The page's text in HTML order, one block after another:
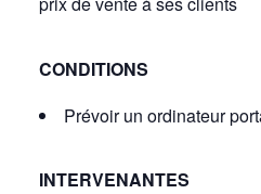
CONDITIONS
Prévoir un ordinateur
INTERVENANTES